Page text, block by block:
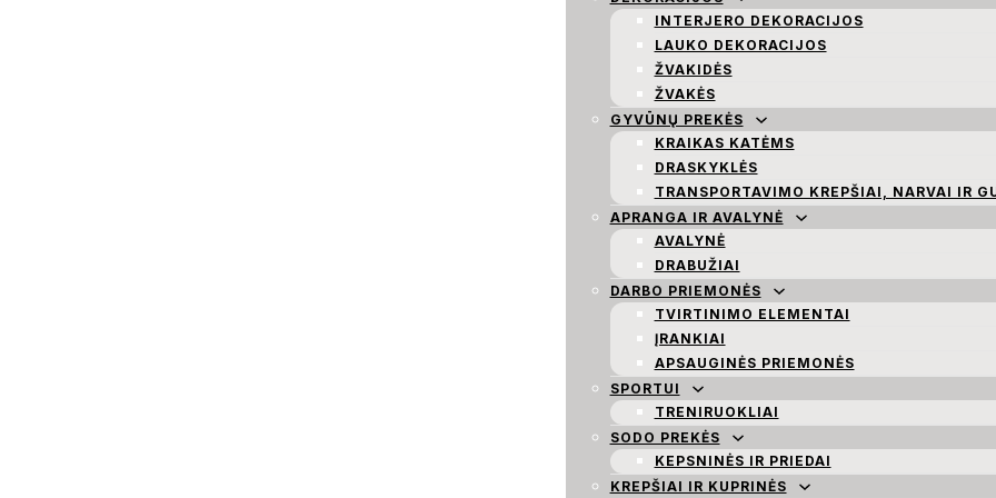
INTERJERO DEKORACIJOS
LAUKO DEKORACIJOS
ŽVAKIDĖS
ŽVAKĖS
GYVŪNŲ PREKĖS
KRAIKAS KATĖMS
DRASKYKLĖS
TRANSPORTAVIMO KREPŠIAI, NARVAI IR
APRANGA IR AVALYNĖ
AVALYNĖ
DRABUŽIAI
DARBO PRIEMONĖS
TVIRTINIMO ELEMENTAI
ĮRANKIAI
APSAUGINĖS PRIEMONĖS
SPORTUI
TRENIRUOKLIAI
SODO PREKĖS
KEPSNINĖS IR PRIEDAI
KREPŠIAI IR KUPRINĖS